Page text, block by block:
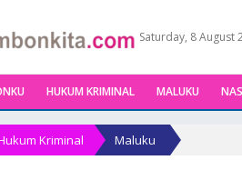
Saturday, 8 August
HUKUM KRIMINAL MALUKU
Kriminal Maluku